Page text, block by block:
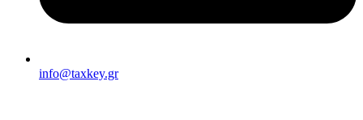
info@taxkey.gr